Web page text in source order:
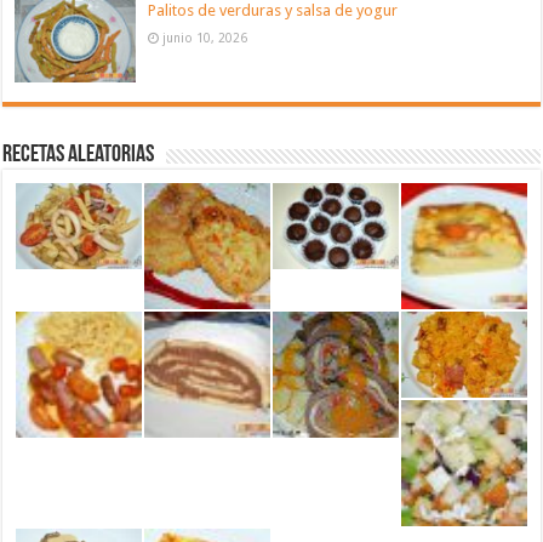
Palitos de verduras y salsa de yogur
junio 10, 2026
Recetas aleatorias